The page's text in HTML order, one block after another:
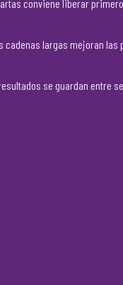
conviene liberar
cadenas largas mejoran
se guardan entre